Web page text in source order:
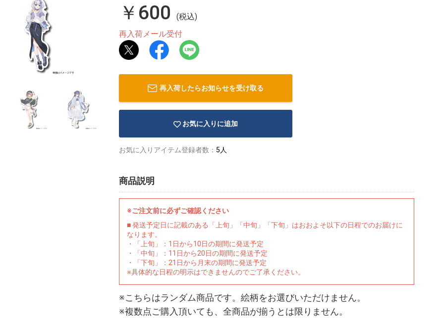
￥600
(税込)
再入荷メール受付
再入荷したらお知らせを受け取る
お気に入りに追加
お気に入りアイテム登録者数： 5人
商品説明
※ご注文前に必ずご確認ください
■ 発送予定日に記載のある「上旬」「中旬」「下旬」はおおよそ以下の日程でのお届けに
なります。
・「上旬」：1日から10日の期間に発送予定
・「中旬」：11日から20日の期間に発送予定
・「下旬」：21日から月末の期間に発送予定
※具体的な日程の明示はできませんのでご了承ください。
※こちらはランダム商品です。絵柄をお選びいただけません。
※複数点ご購入頂いても、全商品が揃うとは限りません。